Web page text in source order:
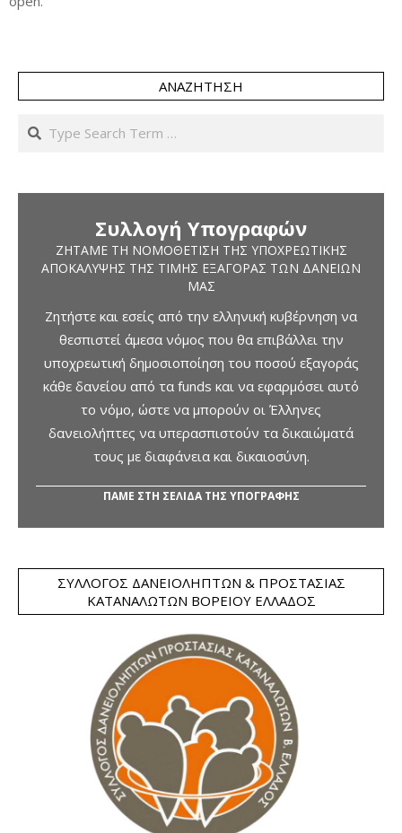
ΑΝΑΖΉΤΗΣΗ
Search
Συλλογή Υπογραφών
ΖΗΤΆΜΕ ΤΗ ΝΟΜΟΘΈΤΙΣΗ ΤΗΣ ΥΠΟΧΡΕΩΤΙΚΉΣ
ΑΠΟΚΆΛΥΨΗΣ ΤΗΣ ΤΙΜΉΣ ΕΞΑΓΟΡΆΣ ΤΩΝ ΔΑΝΕΊΩΝ
ΜΑΣ
Ζητήστε και εσείς από την ελληνική κυβέρνηση να
θεσπιστεί άμεσα νόμος που θα επιβάλλει την
υποχρεωτική δημοσιοποίηση του ποσού εξαγοράς
κάθε δανείου από τα funds και να εφαρμόσει αυτό
το νόμο, ώστε να μπορούν οι Έλληνες
δανειολήπτες να υπερασπιστούν τα δικαιώματά
τους με διαφάνεια και δικαιοσύνη.
ΠΑΜΕ ΣΤΗ ΣΕΛΙΔΑ ΤΗΣ ΥΠΟΓΡΑΦΗΣ
ΣΎΛΛΟΓΟΣ ΔΑΝΕΙΟΛΗΠΤΏΝ & ΠΡΟΣΤΑΣΊΑΣ
ΚΑΤΑΝΑΛΩΤΏΝ ΒΟΡΕΊΟΥ ΕΛΛΆΔΟΣ